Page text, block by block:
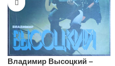
Владимир Высоцкий –